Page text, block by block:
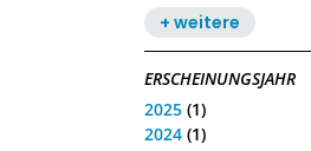
+ weitere
ERSCHEINUNGSJAHR
2025 (1)
2024 (1)